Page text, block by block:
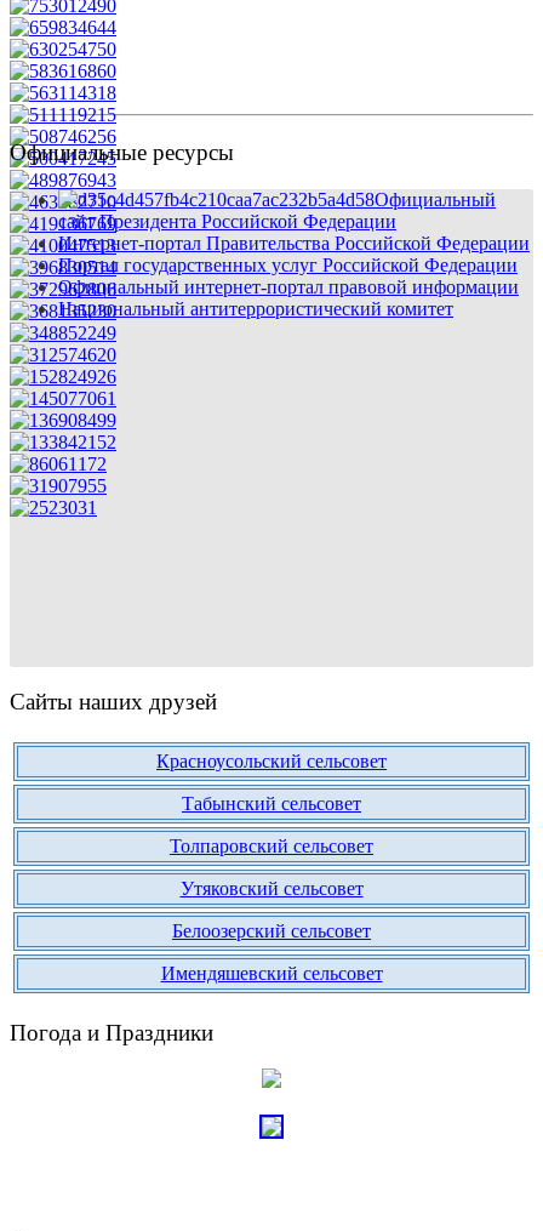
Официальные ресурсы
Официальный
сайт Президента Российской Федерации
Интернет-портал Правительства Российской Федерации
Портал государственных услуг Российской Федерации
Официальный интернет-портал правовой информации
Национальный антитеррористический комитет
Сайты наших друзей
Красноусольский сельсовет
Табынский сельсовет
Толпаровский сельсовет
Утяковский сельсовет
Белоозерский сельсовет
Имендяшевский сельсовет
Погода и Праздники